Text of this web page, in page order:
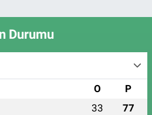
Durumu
O P
33 77